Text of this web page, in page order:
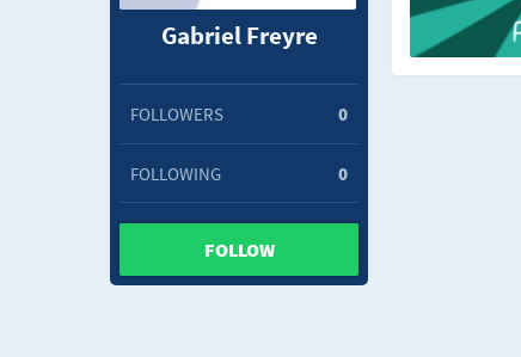
Gabriel Freyre
FOLLOWERS 0
FOLLOWING 0
FOLLOW